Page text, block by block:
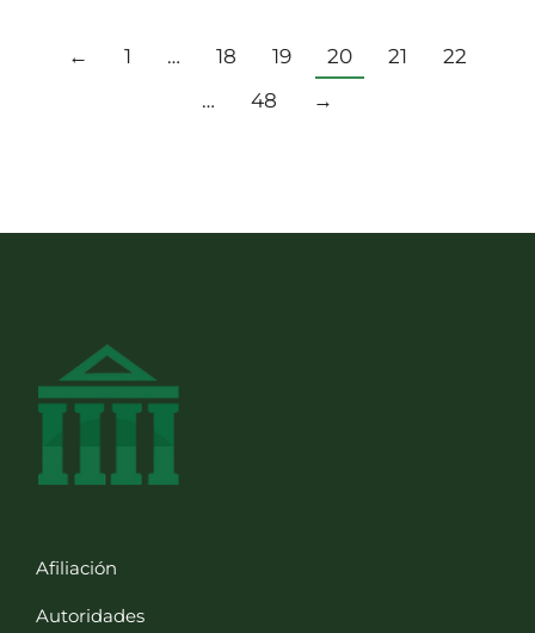
← 1 … 18 19 20 21
22
…
48 →
Afiliación
Autoridades